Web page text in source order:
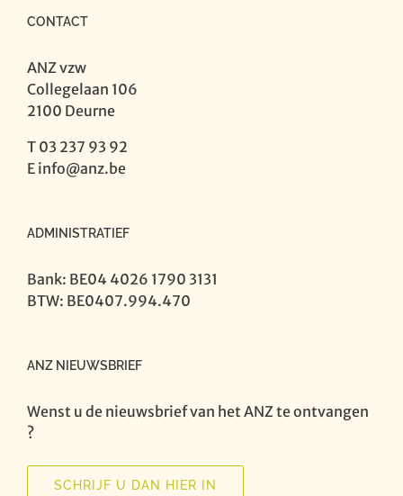
CONTACT
ANZ vzw
Collegelaan 106
2100 Deurne
T 03 237 93 92
E info@anz.be
ADMINISTRATIEF
Bank: BE04 4026 1790 3131
BTW: BE0407.994.470
ANZ NIEUWSBRIEF
Wenst u de nieuwsbrief van het ANZ te ontvangen
?
SCHRIJF U DAN HIER IN